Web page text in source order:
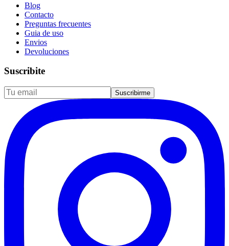
Blog
Contacto
Preguntas frecuentes
Guia de uso
Envios
Devoluciones
Suscribite
Suscribirme